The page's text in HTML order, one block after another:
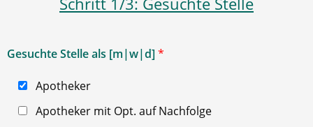
Gesuchte Stelle als [m|w|d] *
Apotheker
Apotheker mit Opt. auf Nachfolge